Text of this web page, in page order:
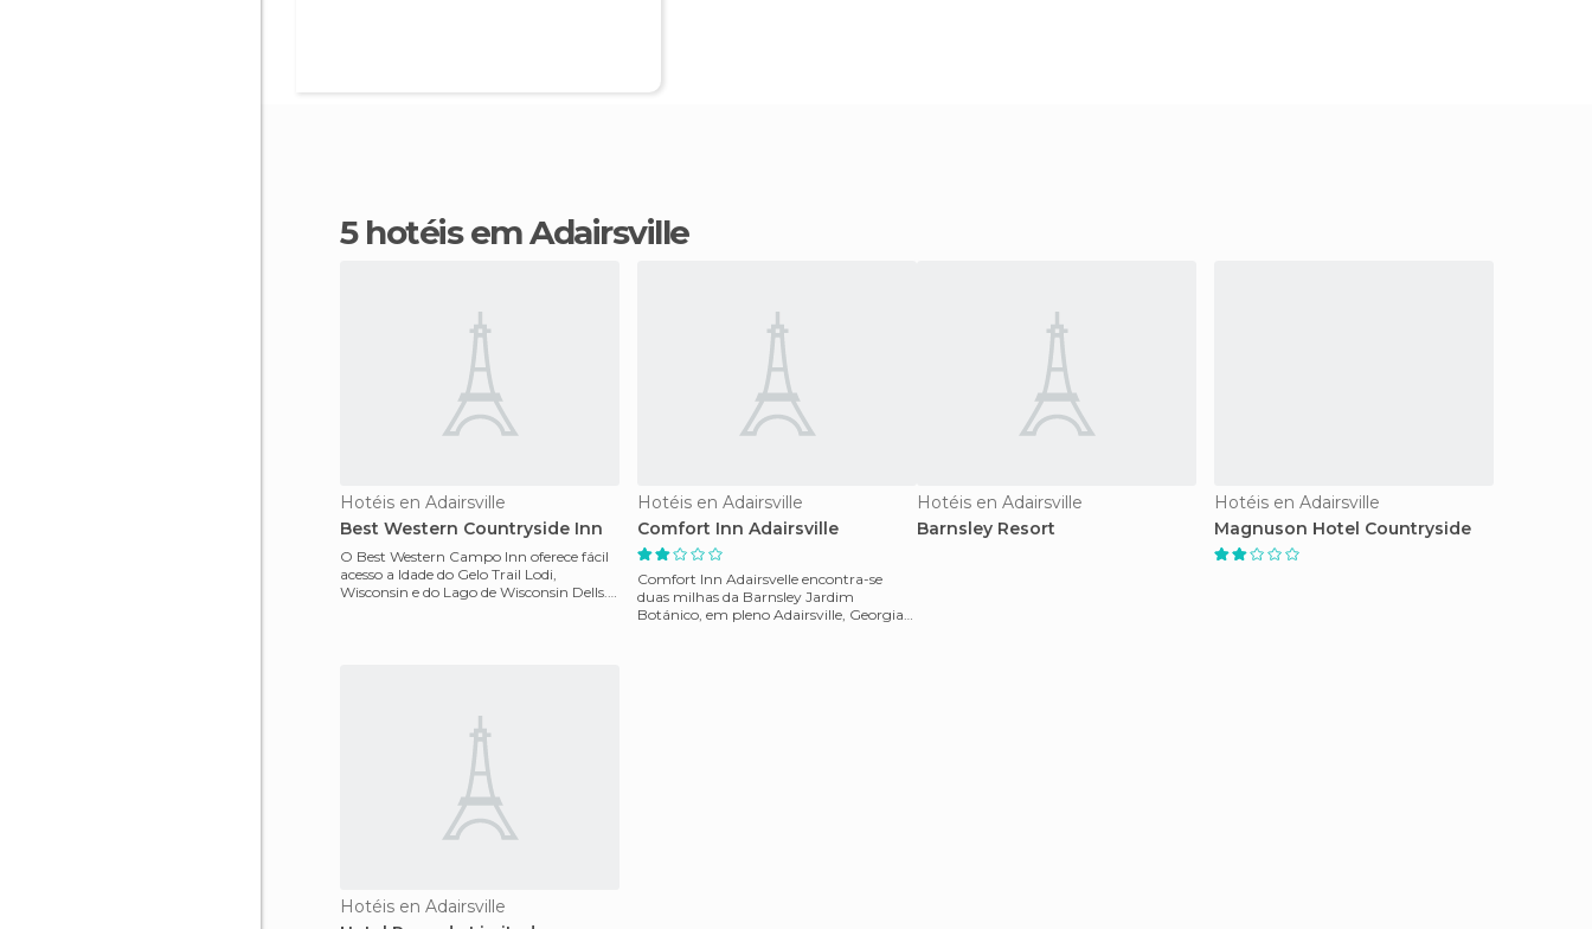
5 hotéis em Adairsville
Hotéis en Adairsville
Best Western Countryside Inn
O Best Western Campo Inn oferece fácil
acesso a Idade do Gelo Trail Lodi,
Wisconsin e do Lago de Wisconsin Dells.
Hotéis en Adairsville
Comfort Inn Adairsville
Comfort Inn Adairsvelle encontra-se
duas milhas da Barnsley Jardim
Botánico, em pleno Adairsville, Georgia
Hotéis en Adairsville
Barnsley Resort
Hotéis en Adairsville
Magnuson Hotel Countryside
Hotéis en Adairsville